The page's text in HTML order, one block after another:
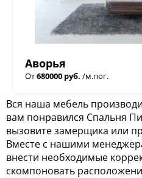
Аворья
От680000 руб. /м.пог.
Вся наша мебель
вам понравился Спальня
вызовите замерщика или
Вместе с нашими
внести необходимые
скомпоновать